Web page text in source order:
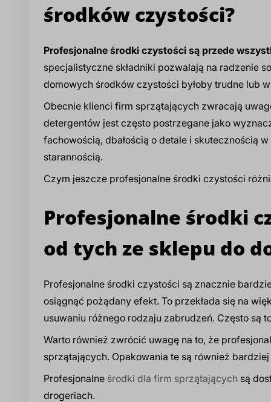
środków czystości?
Profesjonalne środki czystości są przede
specjalistyczne składniki pozwalają na radzenie
domowych środków czystości byłoby trudne lub
Obecnie klienci firm sprzątających zwracają
detergentów jest często postrzegane jako
fachowością, dbałością o detale i skutecznością
starannością.
Czym jeszcze profesjonalne środki czystości
Profesjonalne środki
od tych ze sklepu do
Profesjonalne środki czystości są znacznie
osiągnąć pożądany efekt. To przekłada się na
usuwaniu różnego rodzaju zabrudzeń. Często są
Warto również zwrócić uwagę na to, że
sprzątających. Opakowania te są również
Profesjonalne środki dla firm sprzątających są
drogeriach.